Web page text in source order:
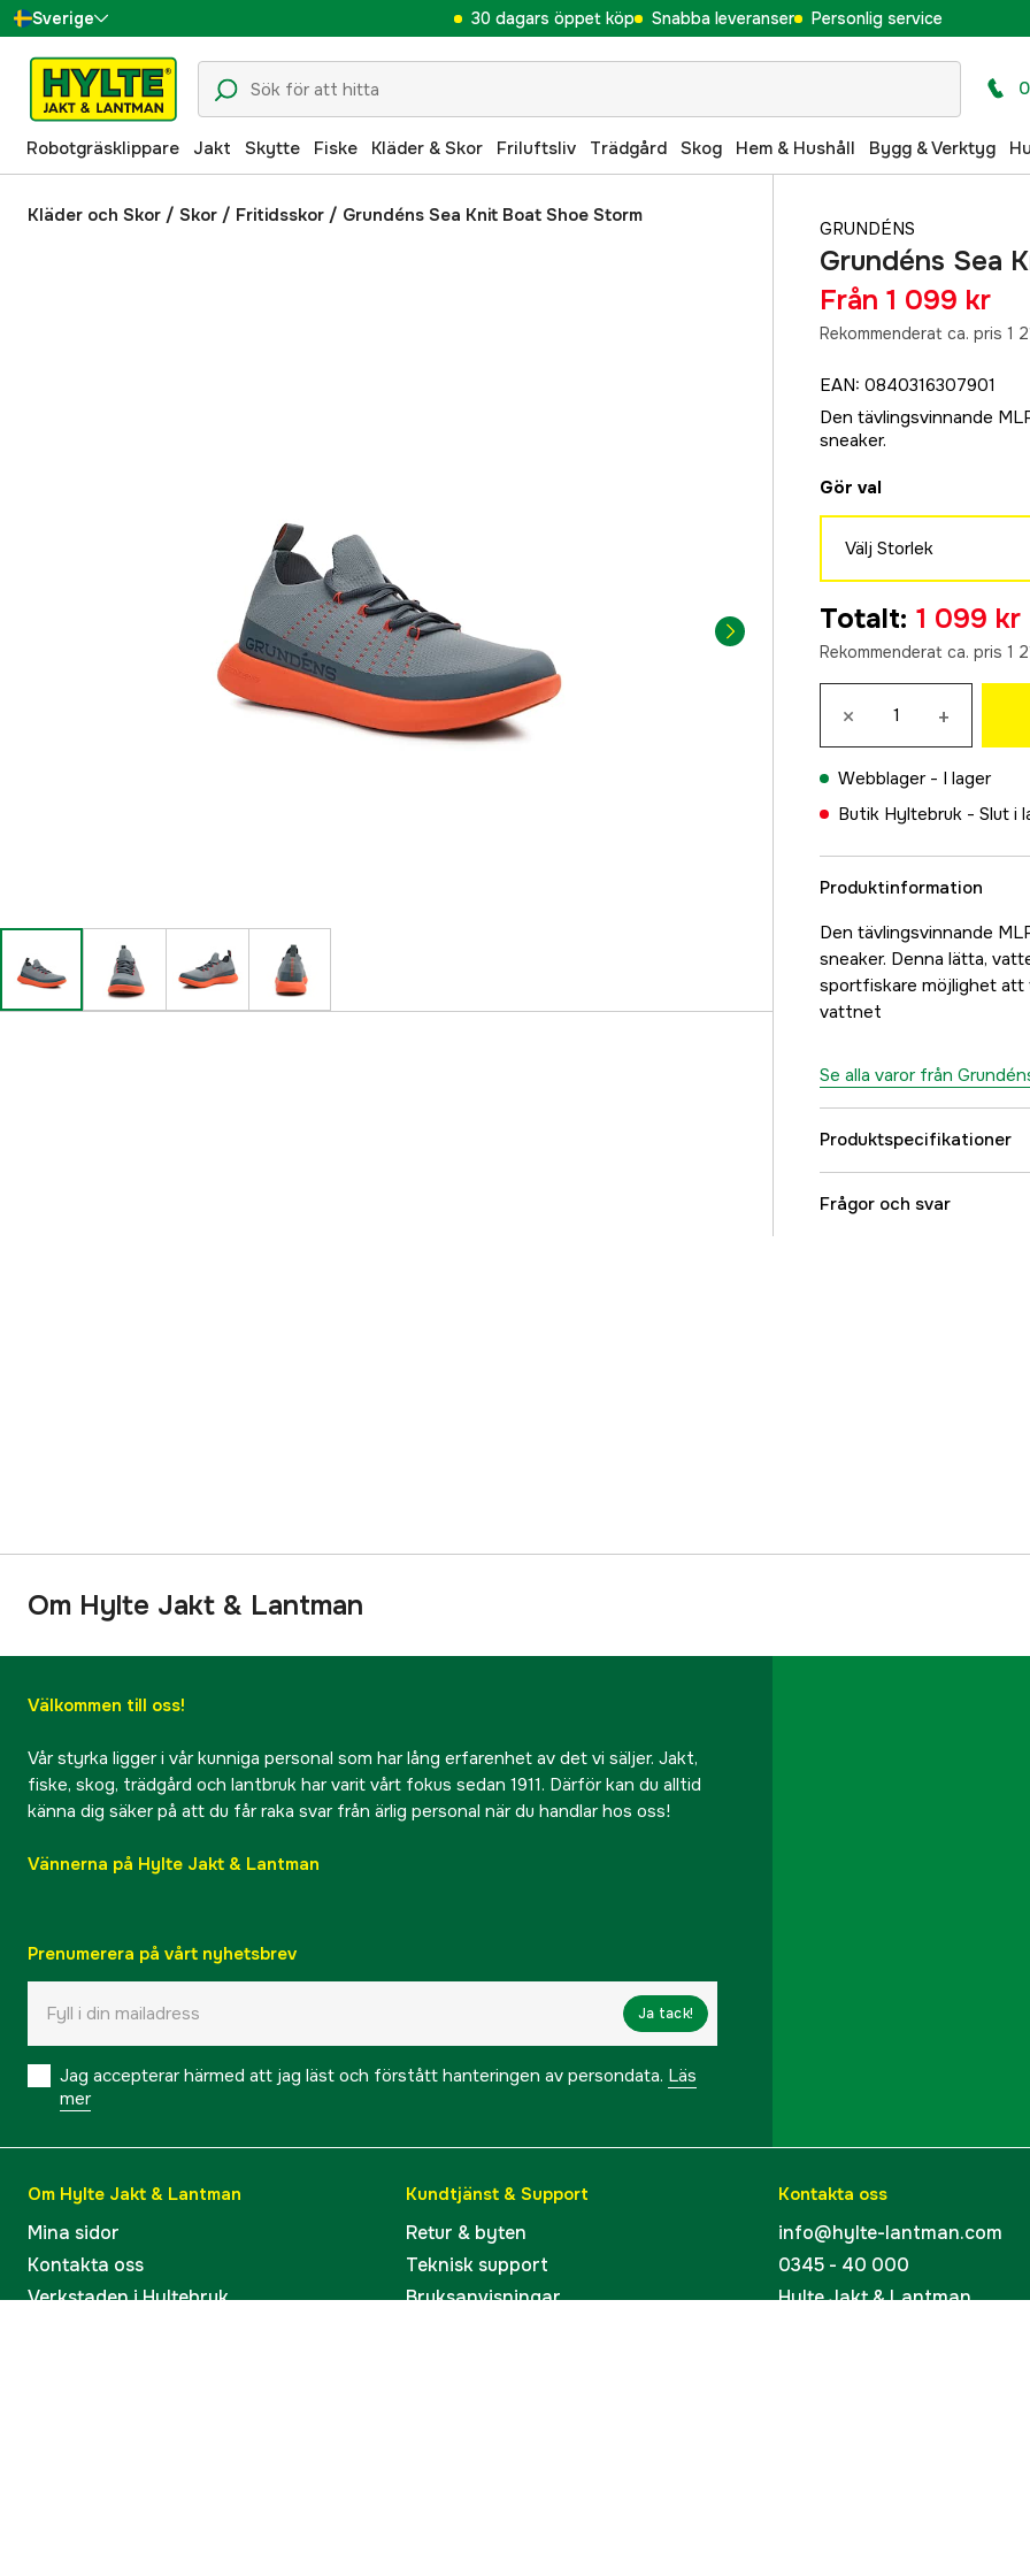
Sverige
Danmark
Suomi
Norge
Deutschland
30 dagars öppet köp Snabba leveranser Personlig service
Robotgräsklippare Jakt Skytte Fiske Kläder & Skor Friluftsliv Trädgård Skog Hem & Hushåll Bygg & Verktyg
Kläder och Skor / Skor / Fritidsskor / Grundéns Sea Knit Boat Shoe Storm
GRUNDÉNS
Grundéns Sea
Från 1 099 kr
Rekommenderat ca. pris 1
EAN: 0840316307901
Den tävlingsvinnande
sneaker.
Gör val
Välj Storlek
1 099 kr
44
1 300 kr
45
1 099 kr
Totalt: 1 099 kr
Rekommenderat ca. pris 1
× +
Webblager - I lager
Butik Hyltebruk - Slut i
Produktinformation
Den tävlingsvinnande
sneaker. Denna lätta,
sportfiskare möjlighet att
vattnet
Se alla varor från
Produktspecifikationer
Färgton
Frågor och svar
Om Hylte Jakt & Lantman
Välkommen till oss!
Vår styrka ligger i vår kunniga personal som har lång erfarenhet av det vi säljer. Jakt,
fiske, skog, trädgård och lantbruk har varit vårt fokus sedan 1911. Därför kan du alltid
känna dig säker på att du får raka svar från ärlig personal när du handlar hos oss!
Vännerna på Hylte Jakt & Lantman
Prenumerera på vårt nyhetsbrev
Ja tack!
Jag accepterar härmed att jag läst och förstått hanteringen av persondata. Läs
mer
Om Hylte Jakt & Lantman
Mina sidor
Kontakta oss
Verkstaden i Hyltebruk
Kundtjänst & Support
Retur & byten
Teknisk support
Bruksanvisningar
Kontakta oss
info@hylte-lantman.com
0345 - 40 000
Hylte Jakt & Lantman